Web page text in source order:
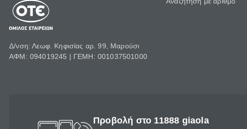
Δ/νση: Λεωφ. Κηφισίας αρ. 99, Μαρούσι
ΑΦΜ: 094019245 | ΓΕΜΗ: 001037501000
Προβολή στο 11888 giaola